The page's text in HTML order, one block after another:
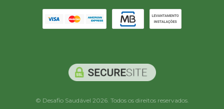
© Desafio Saudável 2026. Todos os direitos reservados.